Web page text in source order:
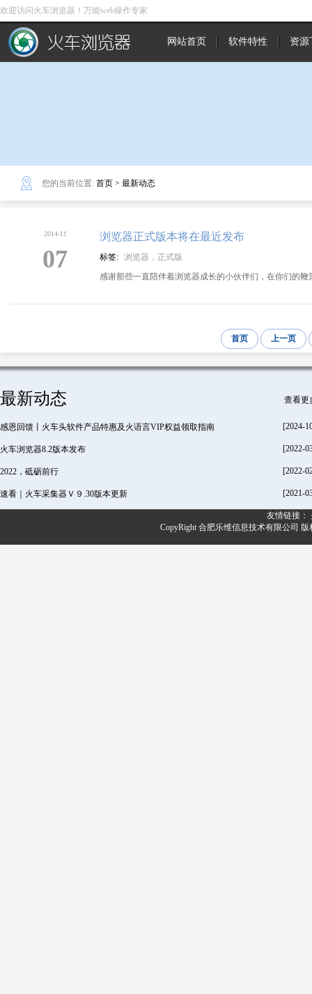
欢迎访问火车浏览器！万能web操作专家
网站首页 软件特性 资源
您的当前位置: 首页 > 最新动态
2014-11
07
浏览器正式版本将在最近发布
标签: 浏览器，正式版
感谢那些一直陪伴着浏览器成长的小伙伴们，在你们的
首页 上一页
最新动态 查看更
感恩回馈丨火车头软件产品特惠及火语言VIP权益领取指南 [2024-
火车浏览器8.2版本发布 [2022-
2022，砥砺前行 [2022-
速看｜火车采集器Ｖ９.30版本更新 [2021-
友情链接：
CopyRight 合肥乐维信息技术有限公司 版